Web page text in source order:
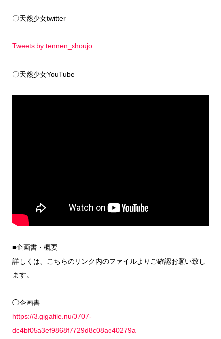
〇天然少女twitter
Tweets by tennen_shoujo
〇天然少女YouTube
■企画書・概要
詳しくは、こちらのリンク内のファイルよりご確認お願い致し
ます。
◯企画書
https://3.gigafile.nu/0707-
dc4bf05a3ef9868f7729d8c08ae40279a